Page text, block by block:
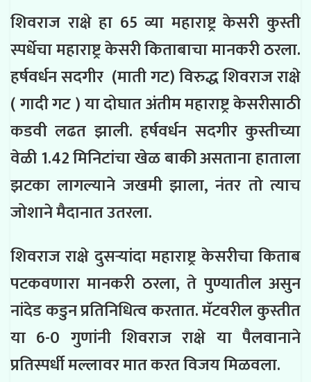
शिवराज राक्षे हा 65 व्या महाराष्ट्र केसरी कुस्ती
स्पर्धेचा महाराष्ट्र केसरी किताबाचा मानकरी ठरला.
हर्षवर्धन सदगीर (माती गट) विरुद्ध शिवराज राक्षे
( गादी गट ) या दोघात अंतीम महाराष्ट्र केसरीसाठी
कडवी लढत झाली. हर्षवर्धन सदगीर कुस्तीच्या
वेळी 1.42 मिनिटांचा खेळ बाकी असताना हाताला
झटका लागल्याने जखमी झाला, नंतर तो त्याच
जोशाने मैदानात उतरला.
शिवराज राक्षे दुसऱ्यांदा महाराष्ट्र केसरीचा किताब
पटकवणारा मानकरी ठरला, ते पुण्यातील असुन
नांदेड कडुन प्रतिनिधित्व करतात. मॅटवरील कुस्तीत
या 6-0 गुणांनी शिवराज राक्षे या पैलवानाने
प्रतिस्पर्धी मल्लावर मात करत विजय मिळवला.